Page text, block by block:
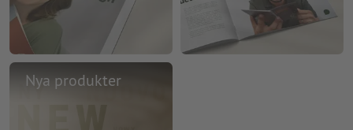
Nya produkter